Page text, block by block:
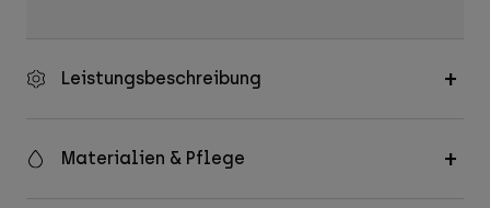
Leistungsbeschreibung
Materialien & Pflege